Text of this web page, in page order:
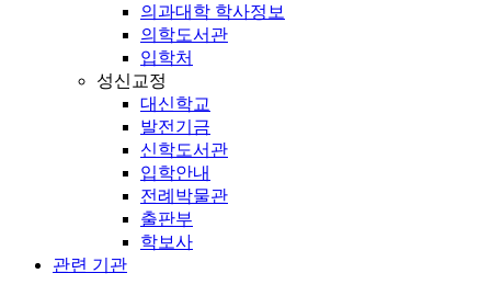
의과대학 학사정보
의학도서관
입학처
성신교정
대신학교
발전기금
신학도서관
입학안내
전례박물관
출판부
학보사
관련 기관